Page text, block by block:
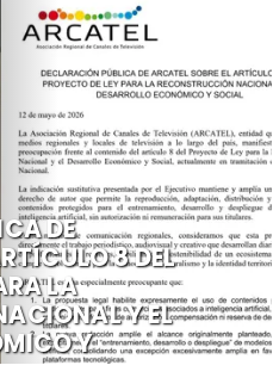
DE
8 DEL
LA
Y EL
Y